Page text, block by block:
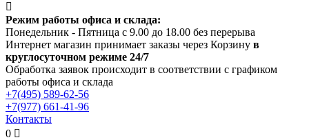

Режим работы офиса и склада:
Понедельник - Пятница с 9.00 до 18.00 без перерыва
Интернет магазин принимает заказы через Корзину в
круглосуточном режиме 24/7
Обработка заявок происходит в соответствии с графиком
работы офиса и склада
+7(495) 589-62-56
+7(977) 661-41-96
Контакты
0 